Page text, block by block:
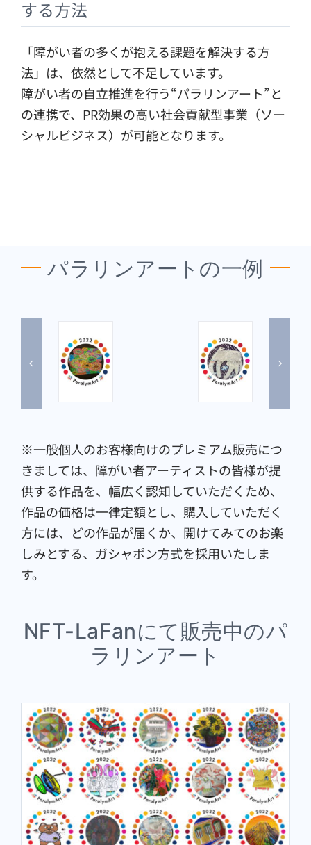
する方法
「障がい者の多くが抱える課題を解決する方
法」は、依然として不足しています。
障がい者の自立推進を行う“パラリンアート”と
の連携で、PR効果の高い社会貢献型事業（ソー
シャルビジネス）が可能となります。
パラリンアートの一例
※一般個人のお客様向けのプレミアム販売につ
きましては、障がい者アーティストの皆様が提
供する作品を、幅広く認知していただくため、
作品の価格は一律定額とし、購入していただく
方には、どの作品が届くか、開けてみてのお楽
しみとする、ガシャポン方式を採用いたしま
す。
NFT-LaFanにて販売中のパ
ラリンアート